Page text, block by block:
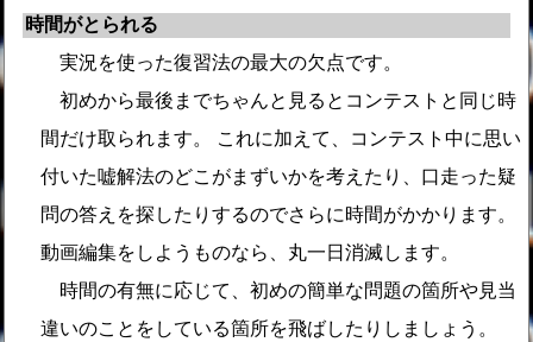
時間がとられる
実況を使った復習法の最大の欠点です。
初めから最後までちゃんと見るとコンテストと同じ時
間だけ取られます。 これに加えて、コンテスト中に思い
付いた嘘解法のどこがまずいかを考えたり、口走った疑
問の答えを探したりするのでさらに時間がかかります。
動画編集をしようものなら、丸一日消滅します。
時間の有無に応じて、初めの簡単な問題の箇所や見当
違いのことをしている箇所を飛ばしたりしましょう。